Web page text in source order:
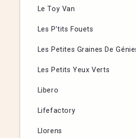
Le Toy Van
Les P’tits Fouets
Les Petites Graines De
Les Petits Yeux Verts
Libero
Lifefactory
Llorens